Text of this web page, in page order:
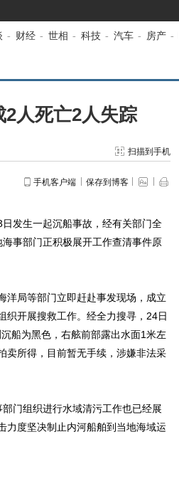
- 财经 - 世相 - 科技 - 汽车 - 房产 -
人死亡2人失踪
扫描到手机
手机客户端 保存到博客
发生一起沉船事故，经有关部门全
事部门正积极展开工作查清事件原
局等部门立即赶赴事发现场，成立
织开展搜救工作。经全力搜寻，24日
船为黑色，右舷前部露出水面1米左
卖所得，目前暂无手续，涉嫌非法采
门组织进行水域清污工作也已经展
力度坚决制止内河船舶到当地海域运